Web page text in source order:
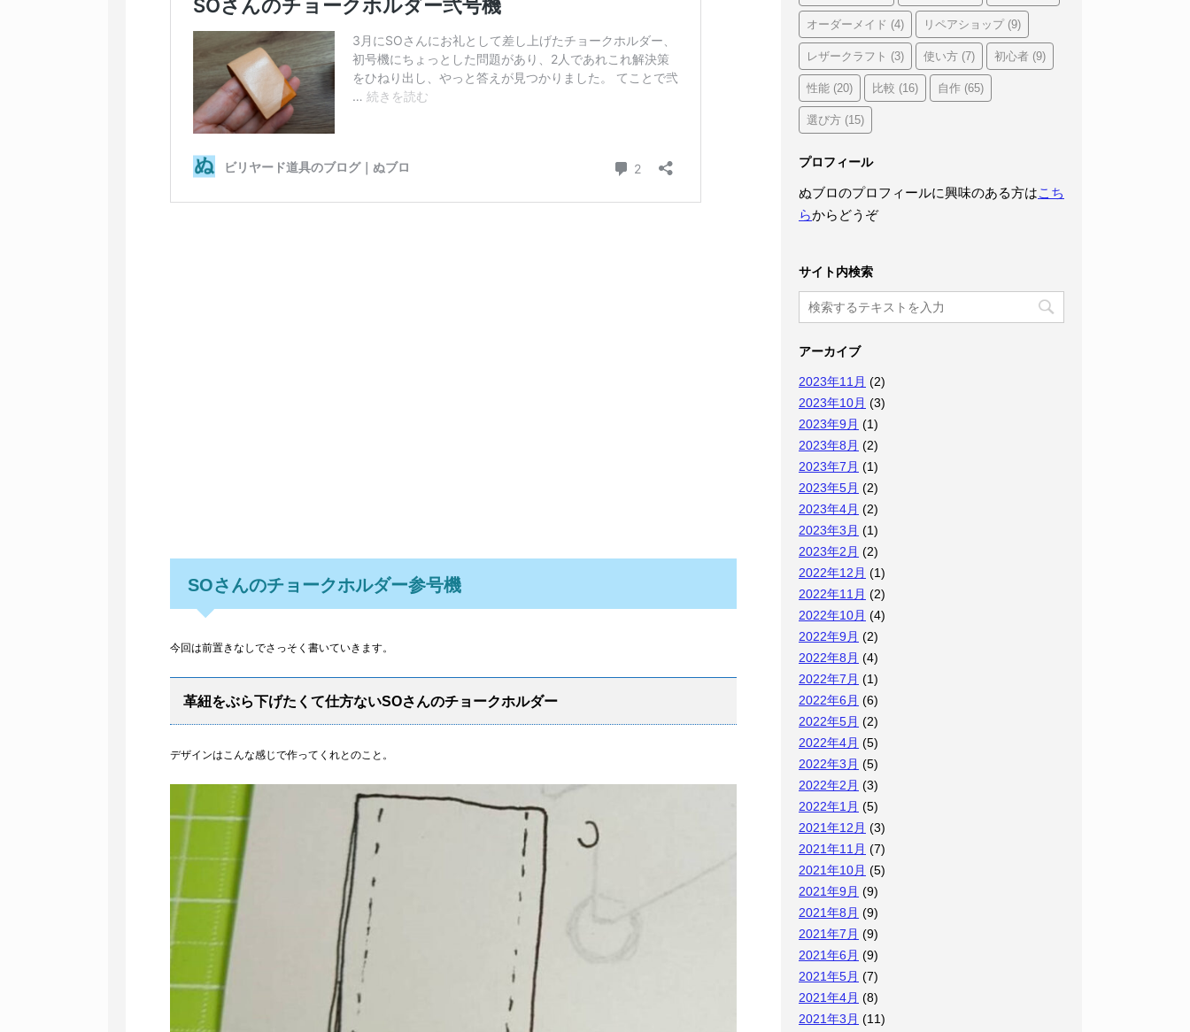
SOさんのチョークホルダー参号機
今回は前置きなしでさっそく書いていきます。
革紐をぶら下げたくて仕方ないSOさんのチョークホルダー
デザインはこんな感じで作ってくれとのこと。
オーダーメイド (4) リペアショップ(9)
レザークラフト (3) 使い方 (7) 初心者 (9)
性能 (20) 比較 (16) 自作 (65)
選び方 (15)
プロフィール
ぬブロのプロフィールに興味のある方はこち
らからどうぞ
サイト内検索
アーカイブ
2023年11月 (2)
2023年10月 (3)
2023年9月 (1)
2023年8月 (2)
2023年7月 (1)
2023年5月 (2)
2023年4月 (2)
2023年3月 (1)
2023年2月 (2)
2022年12月 (1)
2022年11月 (2)
2022年10月 (4)
2022年9月 (2)
2022年8月 (4)
2022年7月 (1)
2022年6月 (6)
2022年5月 (2)
2022年4月 (5)
2022年3月 (5)
2022年2月 (3)
2022年1月 (5)
2021年12月 (3)
2021年11月 (7)
2021年10月 (5)
2021年9月 (9)
2021年8月 (9)
2021年7月 (9)
2021年6月 (9)
2021年5月 (7)
2021年4月 (8)
2021年3月 (11)